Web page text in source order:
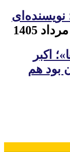
نویسنده‌ای
اکبر
بود هم